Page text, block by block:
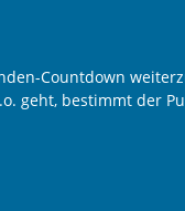
Countdown
geht, bestimmt der